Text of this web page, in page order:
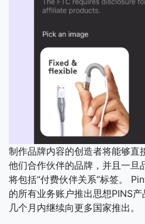
制作品牌内容的创造者将能够直
他们合作伙伴的品牌，并且一旦
将包括“付费伙伴关系”标签。
的所有业务账户推出思想PINS
几个月内继续向更多国家推出。